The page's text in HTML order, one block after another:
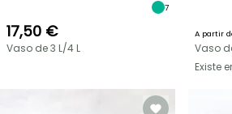
7
17,50 €
Vaso de 3 L/4 L
A partir
Vaso
Existe